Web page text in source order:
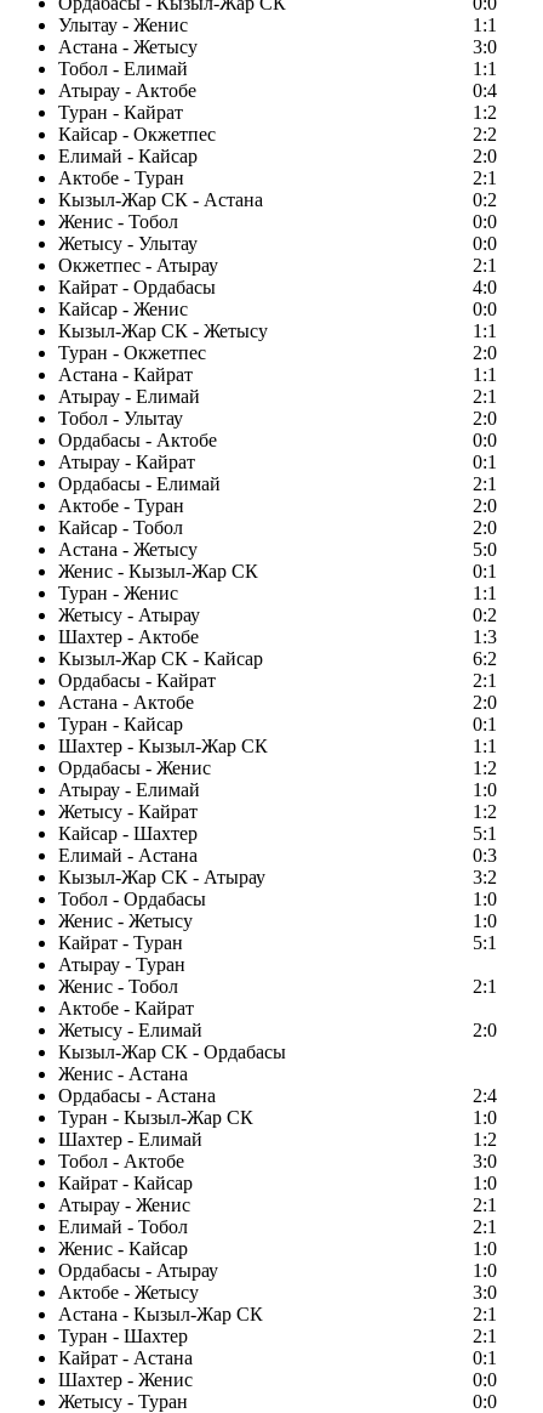
Улытау - Женис
1:1
Астана - Жетысу
3:0
Тобол - Елимай
1:1
Атырау - Актобе
0:4
Туран - Кайрат
1:2
Кайсар - Окжетпес
2:2
Елимай - Кайсар
2:0
Актобе - Туран
2:1
Кызыл-Жар СК - Астана
0:2
Женис - Тобол
0:0
Жетысу - Улытау
0:0
Окжетпес - Атырау
2:1
Кайрат - Ордабасы
4:0
Кайсар - Женис
0:0
Кызыл-Жар СК - Жетысу
1:1
Туран - Окжетпес
2:0
Астана - Кайрат
1:1
Атырау - Елимай
2:1
Тобол - Улытау
2:0
Ордабасы - Актобе
0:0
Атырау - Кайрат
0:1
Ордабасы - Елимай
2:1
Актобе - Туран
2:0
Кайсар - Тобол
2:0
Астана - Жетысу
5:0
Женис - Кызыл-Жар СК
0:1
Туран - Женис
1:1
Жетысу - Атырау
0:2
Шахтер - Актобе
1:3
Кызыл-Жар СК - Кайсар
6:2
Ордабасы - Кайрат
2:1
Астана - Актобе
2:0
Туран - Кайсар
0:1
Шахтер - Кызыл-Жар СК
1:1
Ордабасы - Женис
1:2
Атырау - Елимай
1:0
Жетысу - Кайрат
1:2
Кайсар - Шахтер
5:1
Елимай - Астана
0:3
Кызыл-Жар СК - Атырау
3:2
Тобол - Ордабасы
1:0
Женис - Жетысу
1:0
Кайрат - Туран
5:1
Атырау - Туран
Женис - Тобол
2:1
Актобе - Кайрат
Жетысу - Елимай
2:0
Кызыл-Жар СК - Ордабасы
Женис - Астана
Ордабасы - Астана
2:4
Туран - Кызыл-Жар СК
1:0
Шахтер - Елимай
1:2
Тобол - Актобе
3:0
Кайрат - Кайсар
1:0
Атырау - Женис
2:1
Елимай - Тобол
2:1
Женис - Кайсар
1:0
Ордабасы - Атырау
1:0
Актобе - Жетысу
3:0
Астана - Кызыл-Жар СК
2:1
Туран - Шахтер
2:1
Кайрат - Астана
0:1
Шахтер - Женис
0:0
Жетысу - Туран
0:0